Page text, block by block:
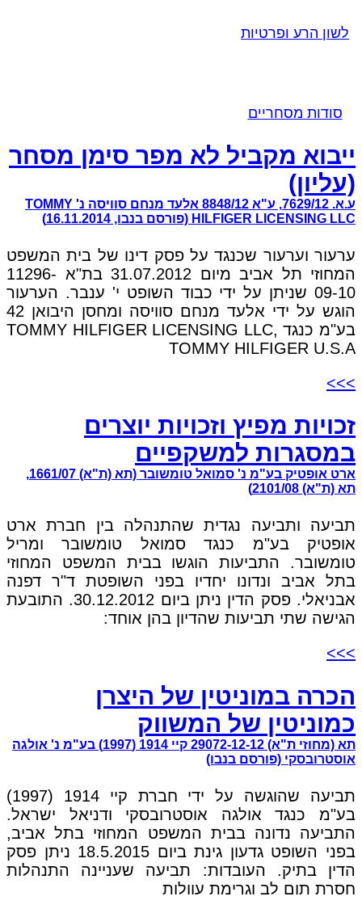
לשון הרע ופרטיות
סודות מסחריים
ייבוא מקביל לא מפר סימן מסחר
(עליון)
ע.א. 7629/12, ע"א 8848/12 אלעד מנחם סוויסה נ' TOMMY
HILFIGER LICENSING LLC (פורסם בנבו, 16.11.2014)
ערעור וערעור שכנגד על פסק דינו של בית המשפט
המחוזי תל אביב מיום 31.07.2012 בת"א 11296-
09-10 שניתן על ידי כבוד השופט י' ענבר. הערעור
הוגש על ידי אלעד מנחם סוויסה ומחסן היבואן 42
בע"מ כנגד TOMMY HILFIGER LICENSING LLC,
TOMMY HILFIGER U.S.A
>>>
זכויות מפיץ וזכויות יוצרים
במסגרות למשקפיים
ארט אופטיק בע"מ נ' סמואל טומשובר (תא (ת"א) 1661/07,
תא (ת"א) 2101/08)
תביעה ותביעה נגדית שהתנהלה בין חברת ארט
אופטיק בע"מ כנגד סמואל טומשובר ומריל
טומשובר. התביעות הוגשו בבית המשפט המחוזי
בתל אביב ונדונו יחדיו בפני השופטת ד"ר דפנה
אבניאלי. פסק הדין ניתן ביום 30.12.2012. התובעת
הגישה שתי תביעות שהדיון בהן אוחד:
>>>
הכרה במוניטין של היצרן
כמוניטין של המשווק
תא (מחוזי ת"א) 29072-12-12 קיי 1914 (1997) בע"מ נ' אולגה
אוסטרובסקי (פורסם בנבו)
תביעה שהוגשה על ידי חברת קיי 1914 (1997)
בע"מ כנגד אולגה אוסטרובסקי ודניאל ישראל.
התביעה נדונה בבית המשפט המחוזי בתל אביב,
בפני השופט גדעון גינת ביום 18.5.2015 ניתן פסק
הדין בתיק. העובדות: תביעה שעניינה התנהלות
חסרת תום לב וגרימת עוולות